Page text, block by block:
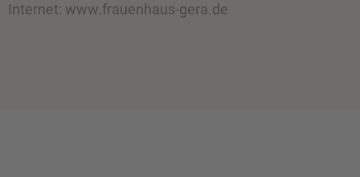
Internet: www.frauenhaus-gera.de